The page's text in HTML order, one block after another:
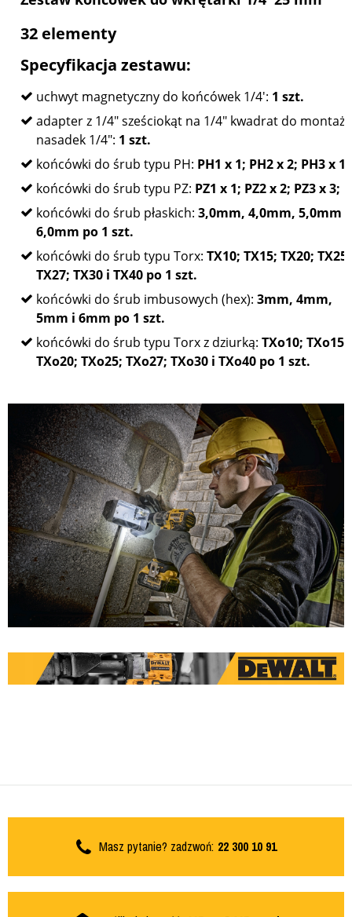
32 elementy
Specyfikacja zestawu:
uchwyt magnetyczny do końcówek 1/4': 1 szt.
adapter z 1/4" sześciokąt na 1/4" kwadrat do montażu
nasadek 1/4": 1 szt.
końcówki do śrub typu PH: PH1 x 1; PH2 x 2; PH3 x 1;
końcówki do śrub typu PZ: PZ1 x 1; PZ2 x 2; PZ3 x 3;
końcówki do śrub płaskich: 3,0mm, 4,0mm, 5,0mm i
6,0mm po 1 szt.
końcówki do śrub typu Torx: TX10; TX15; TX20; TX25;
TX27; TX30 i TX40 po 1 szt.
końcówki do śrub imbusowych (hex): 3mm, 4mm,
5mm i 6mm po 1 szt.
końcówki do śrub typu Torx z dziurką: TXo10; TXo15;
TXo20; TXo25; TXo27; TXo30 i TXo40 po 1 szt.
Masz pytanie? zadzwoń: 22 300 10 91